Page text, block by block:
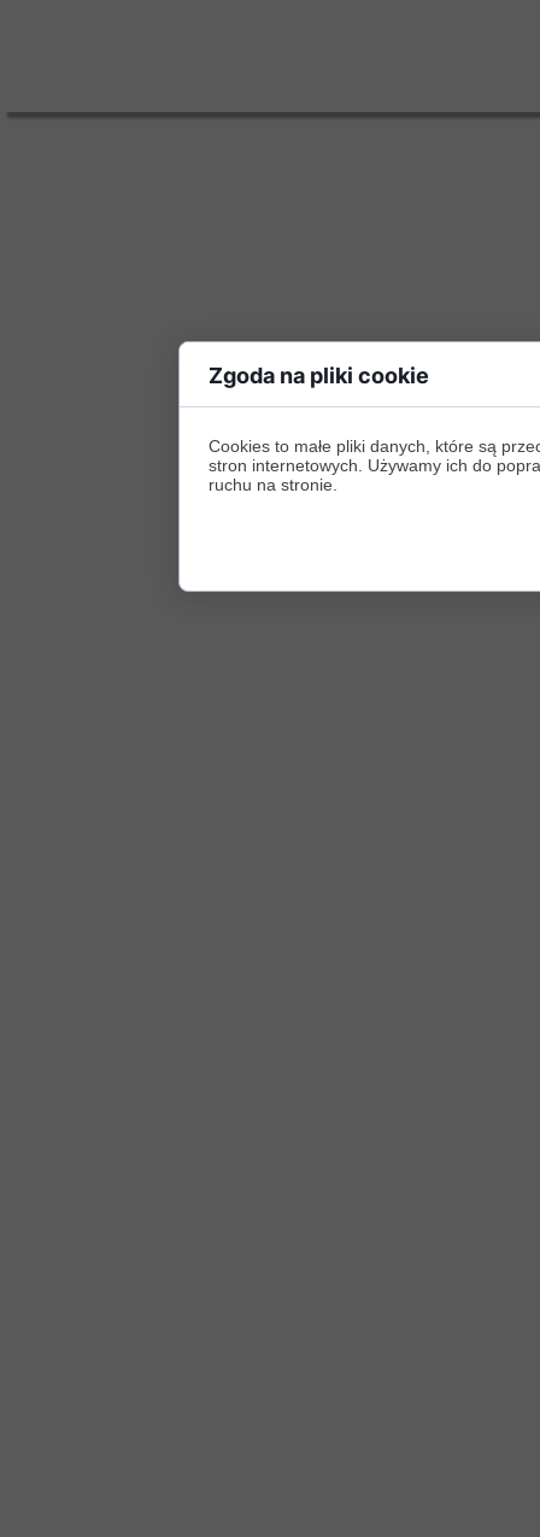
Zgoda na pliki cookie
Cookies to małe pliki danych, które są
stron internetowych. Używamy ich do
ruchu na stronie.